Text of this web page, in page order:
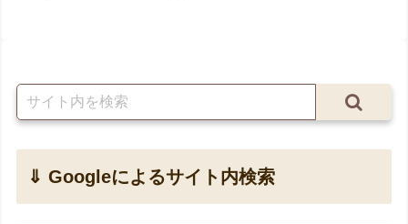
⇓ Googleによるサイト内検索